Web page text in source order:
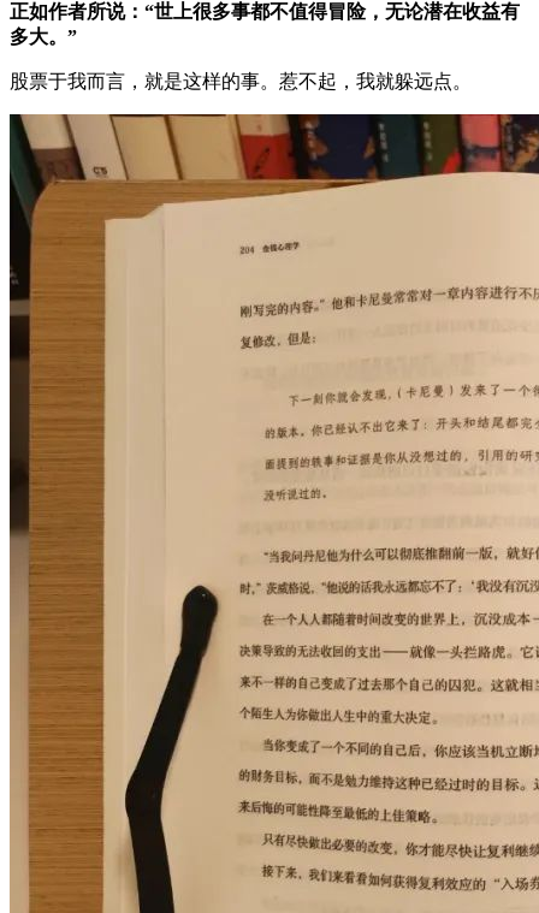
正如作者所说：“世上很多事都不值得冒险，无论潜在收益有
多大。”
股票于我而言，就是这样的事。惹不起，我就躲远点。